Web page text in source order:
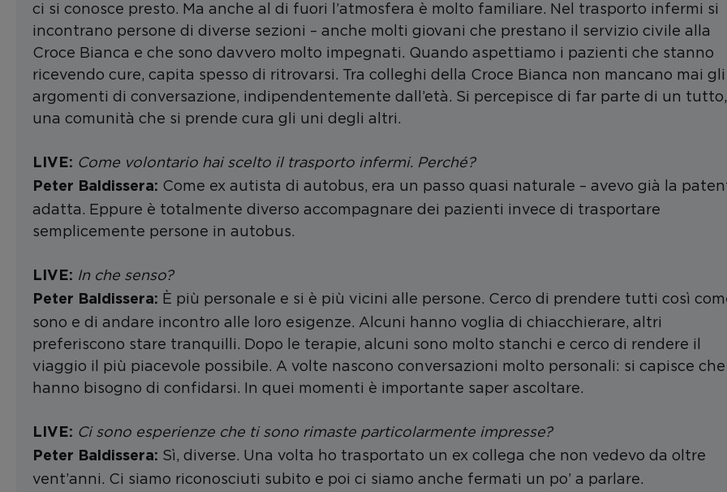
ci si conosce presto. Ma anche al di fuori l’atmosfera è molto familiare. Nel trasporto infermi si
incontrano persone di diverse sezioni – anche molti giovani che prestano il servizio civile alla
Croce Bianca e che sono davvero molto impegnati. Quando aspettiamo i pazienti che stanno
ricevendo cure, capita spesso di ritrovarsi. Tra colleghi della Croce Bianca non mancano mai gli
argomenti di conversazione, indipendentemente dall’età. Si percepisce di far parte di un
una comunità che si prende cura gli uni degli altri.
LIVE: Come volontario hai scelto il trasporto infermi. Perché?
Peter Baldissera: Come ex autista di autobus, era un passo quasi naturale – avevo già la
adatta. Eppure è totalmente diverso accompagnare dei pazienti invece di trasportare
semplicemente persone in autobus.
LIVE: In che senso?
Peter Baldissera: È più personale e si è più vicini alle persone. Cerco di prendere tutti così
sono e di andare incontro alle loro esigenze. Alcuni hanno voglia di chiacchierare, altri
preferiscono stare tranquilli. Dopo le terapie, alcuni sono molto stanchi e cerco di rendere il
viaggio il più piacevole possibile. A volte nascono conversazioni molto personali: si capisce che
hanno bisogno di confidarsi. In quei momenti è importante saper ascoltare.
LIVE: Ci sono esperienze che ti sono rimaste particolarmente impresse?
Peter Baldissera: Sì, diverse. Una volta ho trasportato un ex collega che non vedevo da oltre
vent’anni. Ci siamo riconosciuti subito e poi ci siamo anche fermati un po’ a parlare.